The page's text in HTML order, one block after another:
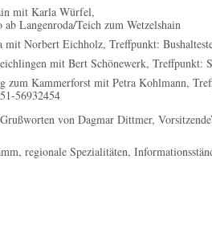
mit Karla Würfel,
Langenroda/Teich zum Wetzelshain
mit Norbert Eichholz, Treffpunkt:
mit Bert Schönewerk, Treffpunkt:
zum Kammerforst mit Petra Kohlmann,
56932454
von Dagmar Dittmer,
regionale Spezialitäten,